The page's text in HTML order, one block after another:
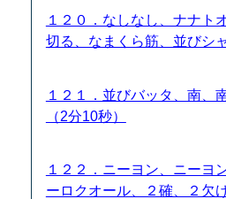
１２０．なしなし、ナナト
切る、なまくら筋、並びシ
１２１．並びバッタ、南、
（2分10秒）
１２２．ニーヨン、ニーヨ
ーロクオール、２確、２欠